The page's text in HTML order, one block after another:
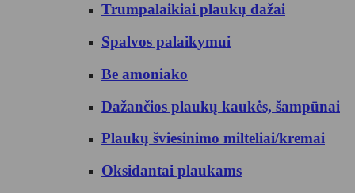
Trumpalaikiai plaukų dažai
Spalvos palaikymui
Be amoniako
Dažančios plaukų kaukės, šampūnai
Plaukų šviesinimo milteliai/kremai
Oksidantai plaukams